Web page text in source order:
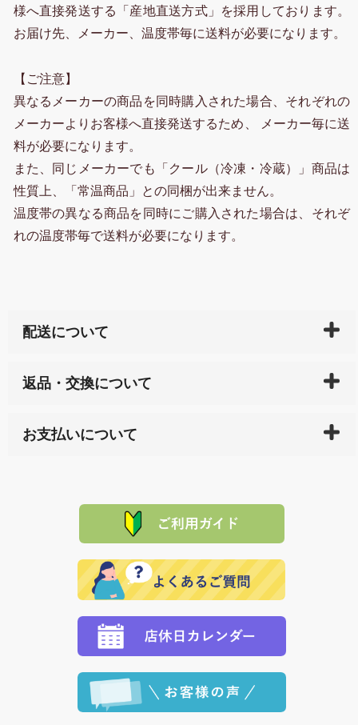
様へ直接発送する「産地直送方式」を採用しております。
お届け先、メーカー、温度帯毎に送料が必要になります。
【ご注意】
異なるメーカーの商品を同時購入された場合、それぞれの
メーカーよりお客様へ直接発送するため、 メーカー毎に送
料が必要になります。
また、同じメーカーでも「クール（冷凍・冷蔵）」商品は
性質上、「常温商品」との同梱が出来ません。
温度帯の異なる商品を同時にご購入された場合は、それぞ
れの温度帯毎で送料が必要になります。
配送について
天ペイ」の方はご注文受付後）、 長崎県下全域に点在
サイト内で購入された商品の送料は、こちらの
全国送
れの生産メーカーからお客様の元へ直送いたしますの
で、 それぞれ個別に送料が必要になります。
返品・交換について
または配送途中の 事故などで不都合が生じている場合
品代金を返金いたします。）
その際は誠に申し訳ありませんが、当協会までご注文
願いいたします。
お支払いについて
た場合、お客様からの ご入金を確認した後で、商品を
※「クレジットカード」「PayPay」「楽天ペイ」を指
定された場合は、準備出来次第の便にてお送りいたし
ます。 （到着日指定をされている場合は、ご指定の日
程に合わせてお届けいたします。）